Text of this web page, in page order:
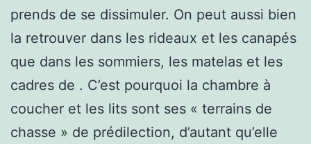
prends de se dissimuler. On peut aussi bien
la retrouver dans les rideaux et les canapés
que dans les sommiers, les matelas et les
cadres de . C’est pourquoi la chambre à
coucher et les lits sont ses « terrains de
chasse » de prédilection, d’autant qu’elle